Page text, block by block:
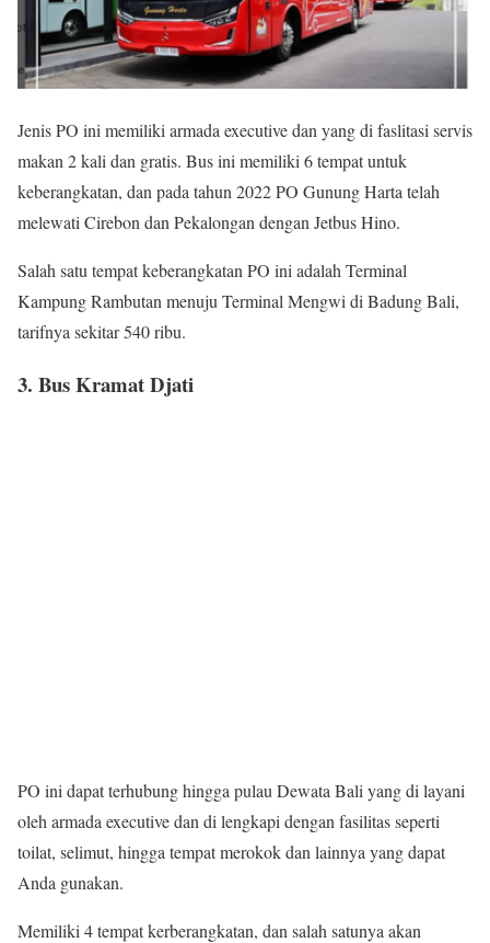
Jenis PO ini memiliki armada executive dan yang di faslitasi servis
makan 2 kali dan gratis. Bus ini memiliki 6 tempat untuk
keberangkatan, dan pada tahun 2022 PO Gunung Harta telah
melewati Cirebon dan Pekalongan dengan Jetbus Hino.
Salah satu tempat keberangkatan PO ini adalah Terminal
Kampung Rambutan menuju Terminal Mengwi di Badung Bali,
tarifnya sekitar 540 ribu.
3. Bus Kramat Djati
PO ini dapat terhubung hingga pulau Dewata Bali yang di layani
oleh armada executive dan di lengkapi dengan fasilitas seperti
toilat, selimut, hingga tempat merokok dan lainnya yang dapat
Anda gunakan.
Memiliki 4 tempat kerberangkatan, dan salah satunya akan